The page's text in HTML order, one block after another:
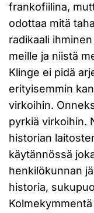
frankofiilina,
odottaa mitä
radikaali
meille ja niistä
Klinge ei pidä
erityisemmin
virkoihin.
pyrkiä virkoihin.
historian
käytännössä
henkilökunnan
historia,